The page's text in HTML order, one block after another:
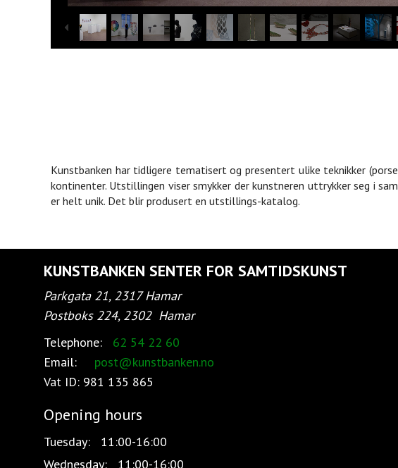
Kunstbanken har tidligere tematisert og presentert ulike teknikker
kontinenter. Utstillingen viser smykker der kunstneren uttrykker seg i
er helt unik. Det blir produsert en utstillings-katalog.
KUNSTBANKEN SENTER FOR SAMTIDSKUNST
Parkgata 21, 2317 Hamar
Postboks 224, 2302 Hamar
Telephone:
62 54 22 60
Email:
post@kunstbanken.no
Vat ID: 981 135 865
Opening hours
Tuesday:
11:00-16:00
Wednesday:
11:00-16:00